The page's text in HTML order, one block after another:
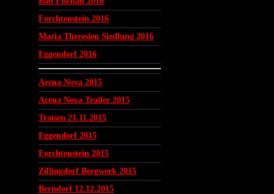
Forchtenstein 2016
Maria Theresien Siedlung 2016
Eggendorf 2016
Arena Nova 2015
Arena Nova Trailer 2015
Traisen 21.11.2015
Eggendorf 2015
Forchtenstein 2015
Zillingdorf Bergwerk 2015
Berndorf 12.12.2015